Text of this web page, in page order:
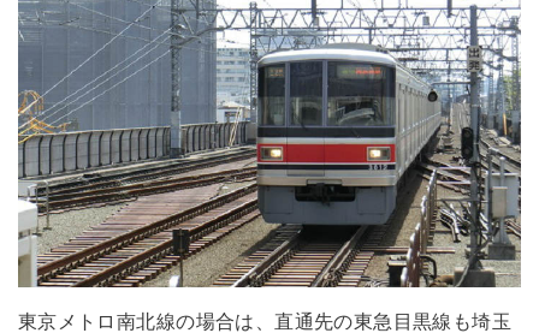
東京メトロ南北線の場合は、直通先の東急目黒線も埼玉